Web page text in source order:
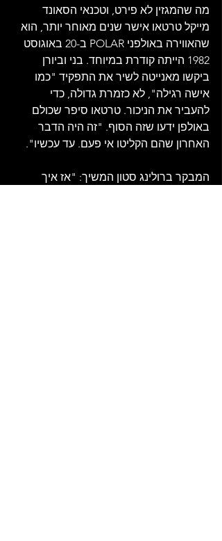
מה שהמגזין לא פירט, וטכנאי הסאונד
מייקל טרטאו אישר שנים מאוחר יותר, הוא
שהאווירה באולפני POLAR ב-20 באוגוסט
1982 הייתה קודרת במיוחד. בני וביורן
ביקשו מאנייטה לשיר את התפקיד "כמו
אישה רגילה", לא כזמרת גדולה, כדי
להעביר את הניכור. טרטאו סיפר שכולם
באולפן ידעו שזה הסוף. "זה היה הדבר
האחרון שהם הקליטו אי פעם. עד עכשיו".
המבקר ברולינג סטון המשיך: "אז איך